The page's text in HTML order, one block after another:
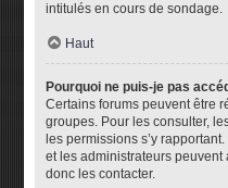
intitulés en cours de sondage.
Haut
Pourquoi ne puis-je pas
Certains forums peuvent être
groupes. Pour les consulter,
les permissions s’y
et les administrateurs
donc les contacter.